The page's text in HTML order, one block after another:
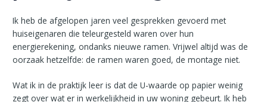
Ik heb de afgelopen jaren veel gesprekken gevoerd met
huiseigenaren die teleurgesteld waren over hun
energierekening, ondanks nieuwe ramen. Vrijwel altijd was de
oorzaak hetzelfde: de ramen waren goed, de montage niet.
Wat ik in de praktijk leer is dat de U-waarde op papier weinig
zegt over wat er in werkelijkheid in uw woning gebeurt. Ik heb